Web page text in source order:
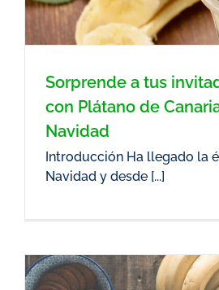
Sorprende a tus
con Plátano de
Navidad
Introducción Ha llegado la
Navidad y desde [...]